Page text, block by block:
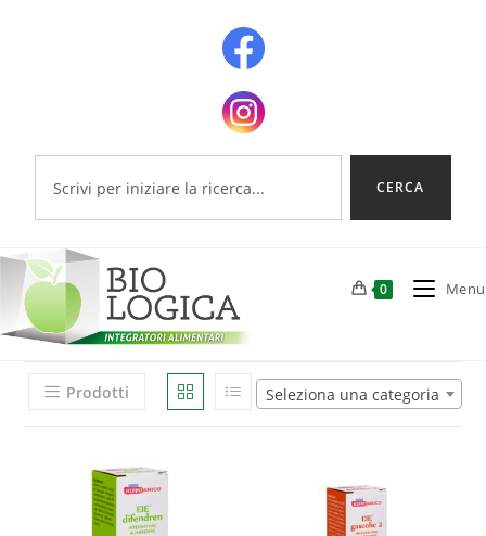
CERCA
0 Menu
Seleziona una categoria
Prodotti